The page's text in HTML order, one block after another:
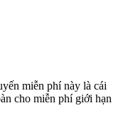
miễn phí này là cái
cho miễn phí giới hạn